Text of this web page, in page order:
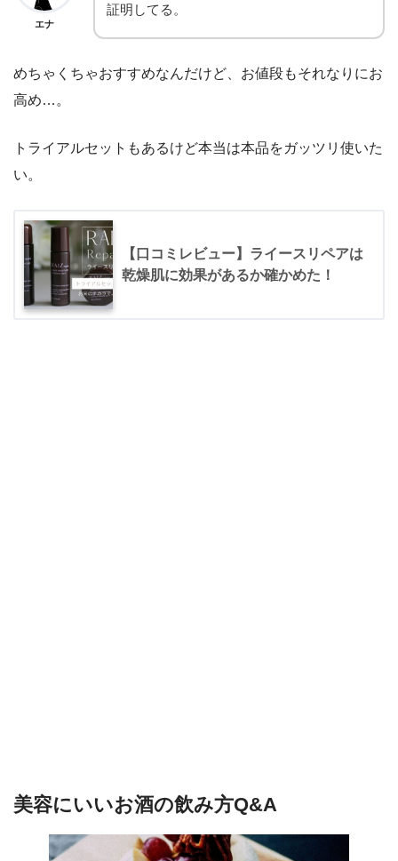
エナ
証明してる。
めちゃくちゃおすすめなんだけど、お値段もそれなりにお
高め…。
トライアルセットもあるけど本当は本品をガッツリ使いた
い。
【口コミレビュー】ライースリペアは
乾燥肌に効果があるか確かめた！
美容にいいお酒の飲み方Q&A